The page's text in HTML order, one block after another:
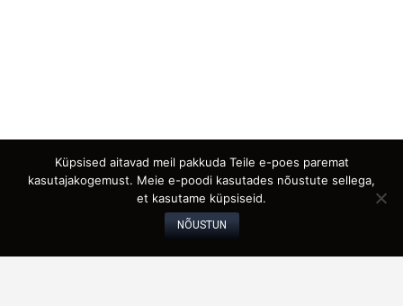
Küpsised aitavad meil pakkuda Teile e-poes paremat
kasutajakogemust. Meie e-poodi kasutades nõustute sellega,
et kasutame küpsiseid.
NÕUSTUN